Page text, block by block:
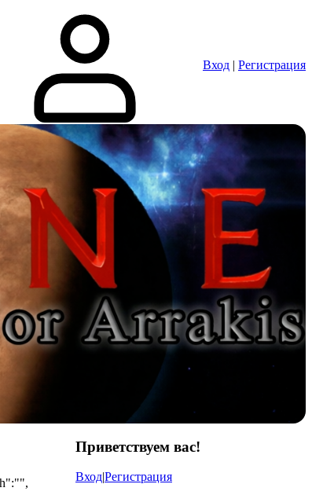
Вход | Регистрация
Приветствуем вас!
Вход|Регистрация